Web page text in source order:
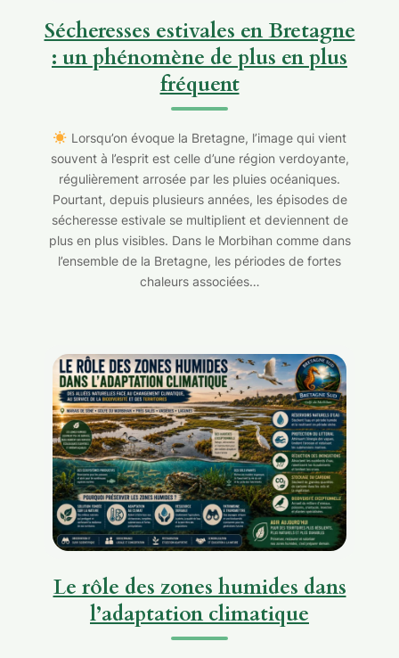
Sécheresses estivales en Bretagne
: un phénomène de plus en plus
fréquent
Lorsqu’on évoque la Bretagne, l’image qui vient
souvent à l’esprit est celle d’une région verdoyante,
régulièrement arrosée par les pluies océaniques.
Pourtant, depuis plusieurs années, les épisodes de
sécheresse estivale se multiplient et deviennent de
plus en plus visibles. Dans le Morbihan comme dans
l’ensemble de la Bretagne, les périodes de fortes
chaleurs associées…
Le rôle des zones humides dans
l’adaptation climatique